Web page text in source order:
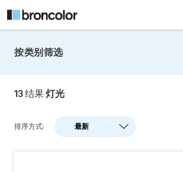
按类别筛选
13结果灯光
排序方式: 最新
最新